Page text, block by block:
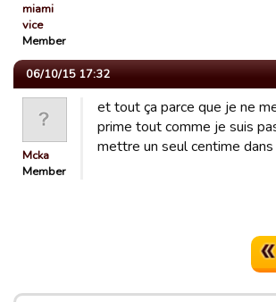
miami
vice
Member
06/10/15 17:32
Mcka
Member
et tout ça parce que je ne
prime tout comme je suis
mettre un seul centime dans